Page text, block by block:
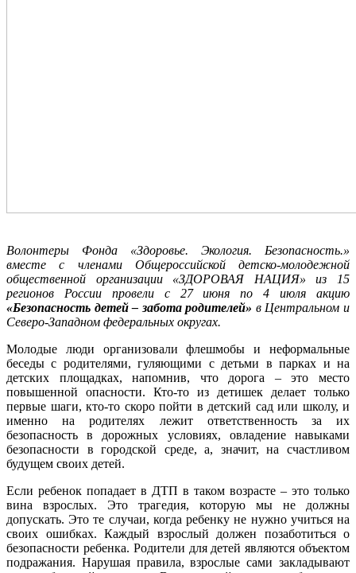
Волонтеры Фонда «Здоровье. Экология. Безопасность.»
вместе с членами Общероссийской детско-молодежной
общественной организации «ЗДОРОВАЯ НАЦИЯ» из 15
регионов России провели с 27 июня по 4 июля акцию
«Безопасность детей – забота родителей» в Центральном и
Северо-Западном федеральных округах.
Молодые люди организовали флешмобы и неформальные
беседы с родителями, гуляющими с детьми в парках и на
детских площадках, напомнив, что дорога – это место
повышенной опасности. Кто-то из детишек делает только
первые шаги, кто-то скоро пойти в детский сад или школу, и
именно на родителях лежит ответственность за их
безопасность в дорожных условиях, овладение навыками
безопасности в городской среде, а, значит, на счастливом
будущем своих детей.
Если ребенок попадает в ДТП в таком возрасте – это только
вина взрослых. Это трагедия, которую мы не должны
допускать. Это те случаи, когда ребенку не нужно учиться на
своих ошибках. Каждый взрослый должен позаботиться о
безопасности ребенка. Родители для детей являются объектом
подражания. Нарушая правила, взрослые сами закладывают